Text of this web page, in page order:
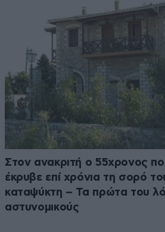
Στον ανακριτή ο 55χρονος
έκρυβε επί χρόνια τη σορό
καταψύκτη – Τα πρώτα του
αστυνομικούς